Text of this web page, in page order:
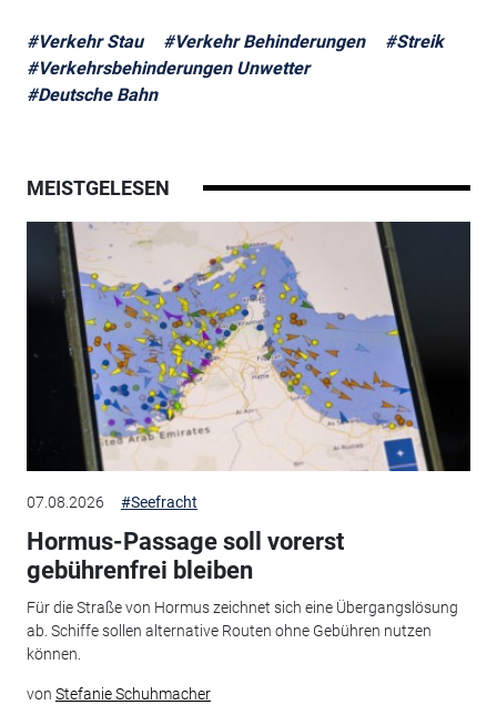
#Verkehr Stau #Verkehr Behinderungen
#Streik
#Verkehrsbehinderungen Unwetter
#Deutsche Bahn
MEISTGELESEN
07.08.2026 #Seefracht
Hormus-Passage soll vorerst
gebührenfrei bleiben
Für die Straße von Hormus zeichnet sich eine Übergangslösung
ab. Schiffe sollen alternative Routen ohne Gebühren nutzen
können.
von Stefanie Schuhmacher